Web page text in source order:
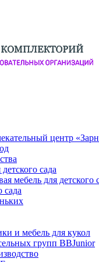
центр
сада
мебель для детского
сада
и мебель для кукол
групп BBJunior